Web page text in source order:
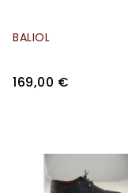
BALIOL
169,00 €